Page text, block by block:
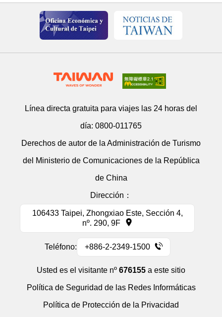
Línea directa gratuita para viajes las 24 horas del
día: 0800-011765
Derechos de autor de la Administración de Turismo
del Ministerio de Comunicaciones de la República
de China
Dirección：
106433 Taipei, Zhongxiao Este, Sección 4,
nº. 290, 9F
Teléfono: +886-2-2349-1500
Usted es el visitante nº 676155 a este sitio
Política de Seguridad de las Redes Informáticas
Política de Protección de la Privacidad